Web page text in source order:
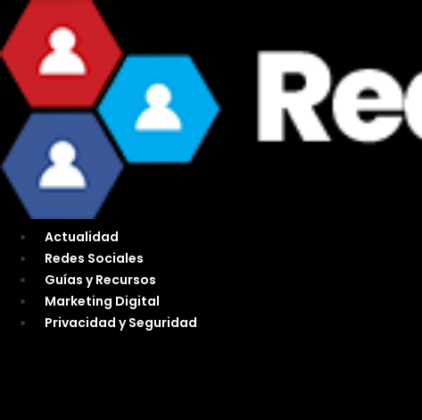
al
contenido
Actualidad
Redes Sociales
Guías y Recursos
Marketing Digital
Privacidad y Seguridad